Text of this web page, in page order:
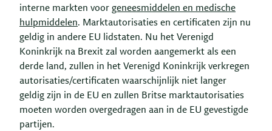
interne markten voor geneesmiddelen en medische
hulpmiddelen. Marktautorisaties en certificaten zijn nu
geldig in andere EU lidstaten. Nu het Verenigd
Koninkrijk na Brexit zal worden aangemerkt als een
derde land, zullen in het Verenigd Koninkrijk verkregen
autorisaties/certificaten waarschijnlijk niet langer
geldig zijn in de EU en zullen Britse marktautorisaties
moeten worden overgedragen aan in de EU gevestigde
partijen.